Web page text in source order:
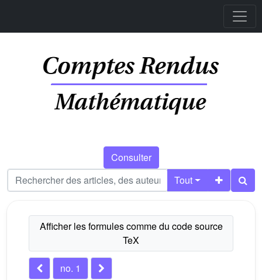
Consulter
Tout
no. 1